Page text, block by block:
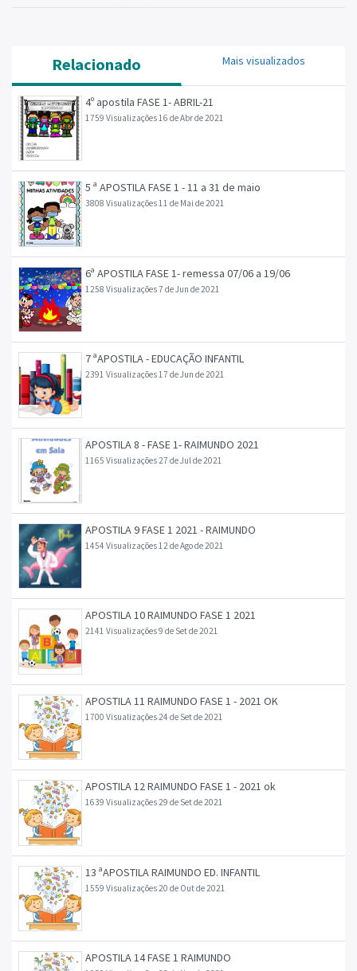
Relacionado Mais visualizados
4º apostila FASE 1- ABRIL-21
1759 Visualizações16 de Abr de 2021
5 ª APOSTILA FASE 1 - 11 a 31 de maio
3808 Visualizações11 de Mai de 2021
6ª APOSTILA FASE 1- remessa 07/06 a 19/06
1258 Visualizações7 de Jun de 2021
7 ªAPOSTILA - EDUCAÇÃO INFANTIL
2391 Visualizações17 de Jun de 2021
APOSTILA 8 - FASE 1- RAIMUNDO 2021
1165 Visualizações27 de Jul de 2021
APOSTILA 9 FASE 1 2021 - RAIMUNDO
1454 Visualizações12 de Ago de 2021
APOSTILA 10 RAIMUNDO FASE 1 2021
2141 Visualizações9 de Set de 2021
APOSTILA 11 RAIMUNDO FASE 1 - 2021 OK
1700 Visualizações24 de Set de 2021
APOSTILA 12 RAIMUNDO FASE 1 - 2021 ok
1639 Visualizações29 de Set de 2021
13 ªAPOSTILA RAIMUNDO ED. INFANTIL
1559 Visualizações20 de Out de 2021
APOSTILA 14 FASE 1 RAIMUNDO